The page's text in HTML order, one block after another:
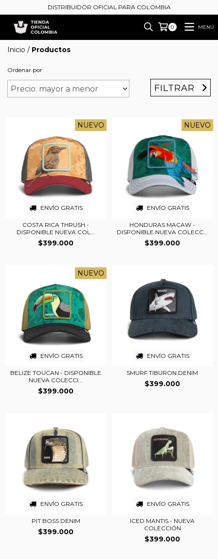
DISTRIBUIDOR OFICIAL PARA COLOMBIA
0 MENÚ
Inicio / Productos
Ordenar por
FILTRAR
ENVÍO GRATIS
NUEVO
COSTA RICA THRUSH -
DISPONIBLE NUEVA COL...
$399.000
ENVÍO GRATIS
NUEVO
HONDURAS MACAW -
DISPONIBLE NUEVA COLECC...
$399.000
ENVÍO GRATIS
NUEVO
BELIZE TOUCAN - DISPONIBLE
NUEVA COLECCI...
$399.000
ENVÍO GRATIS
SMURF TIBURON DENIM
$399.000
ENVÍO GRATIS
PIT BOSS DENIM
$399.000
ENVÍO GRATIS
ICED MANTIS - NUEVA
COLECCIÓN
$399.000